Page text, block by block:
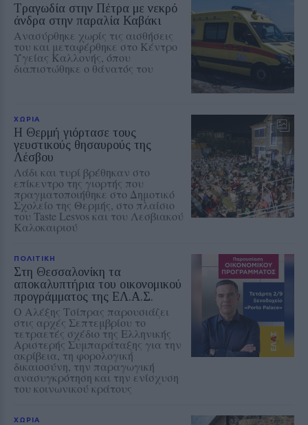
Τραγωδία στην Πέτρα με νεκρό
άνδρα στην παραλία Καβάκι
Ανασύρθηκε χωρίς τις αισθήσεις
του και μεταφέρθηκε στο Κέντρο
Υγείας Καλλονής, όπου
διαπιστώθηκε ο θάνατός του
ΧΩΡΙΑ
Η Θερμή γιόρτασε τους
γευστικούς θησαυρούς της
Λέσβου
Λάδι και τυρί βρέθηκαν στο
επίκεντρο της γιορτής που
πραγματοποιήθηκε στο Δημοτικό
Σχολείο της Θερμής, στο πλαίσιο
του Taste Lesvos και του Λεσβιακού
Καλοκαιριού
ΠΟΛΙΤΙΚΗ
Στη Θεσσαλονίκη τα
αποκαλυπτήρια του οικονομικού
προγράμματος της ΕΛ.Α.Σ.
Ο Αλέξης Τσίπρας παρουσιάζει
στις αρχές Σεπτεμβρίου το
τετραετές σχέδιο της Ελληνικής
Αριστερής Συμπαράταξης για την
ακρίβεια, τη φορολογική
δικαιοσύνη, την παραγωγική
ανασυγκρότηση και την ενίσχυση
του κοινωνικού κράτους
ΧΩΡΙΑ